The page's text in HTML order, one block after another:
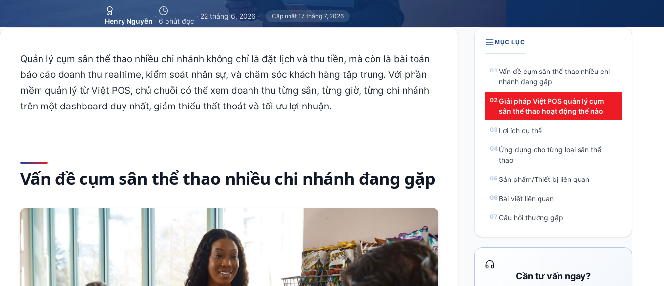
Henry Nguyễn
·
6 phút đọc
· 22 tháng 6, 2026 · Cập nhật 17 tháng 7, 2026
Quản lý cụm sân thể thao nhiều chi nhánh không chỉ là đặt lịch và thu tiền, mà còn là bài toán
báo cáo doanh thu realtime, kiểm soát nhân sự, và chăm sóc khách hàng tập trung. Với phần
mềm quản lý từ Việt POS, chủ chuỗi có thể xem doanh thu từng sân, từng giờ, từng chi nhánh
trên một dashboard duy nhất, giảm thiểu thất thoát và tối ưu lợi nhuận.
Vấn đề cụm sân thể thao nhiều chi nhánh đang gặp
MỤC LỤC
Vấn đề cụm sân thể thao nhiều chi
nhánh đang gặp
Giải pháp Việt POS quản lý cụm
sân thể thao hoạt động thế nào
Lợi ích cụ thể
Ứng dụng cho từng loại sân thể
thao
Sản phẩm/Thiết bị liên quan
Bài viết liên quan
Câu hỏi thường gặp
Cần tư vấn ngay?